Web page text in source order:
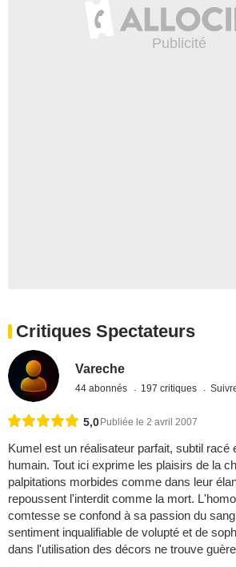
Critiques Spectateurs
Vareche
44 abonnés 197 critiques
5,0Publiée le 2 avril 2007
Kumel est un réalisateur parfait, subtil racé
humain. Tout ici exprime les plaisirs de la
palpitations morbides comme dans leur
repoussent l'interdit comme la mort.
comtesse se confond à sa passion du
sentiment inqualifiable de volupté et de
dans l'utilisation des décors ne trouve